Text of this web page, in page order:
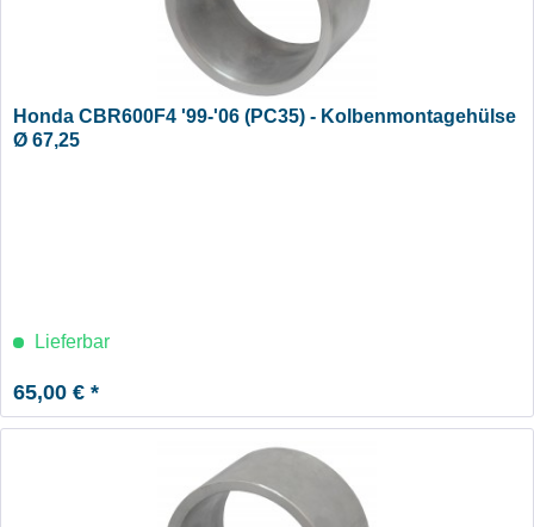
Honda CBR600F4 '99-'06 (PC35) - Kolbenmontagehülse
Ø 67,25
Lieferbar
65,00 € *